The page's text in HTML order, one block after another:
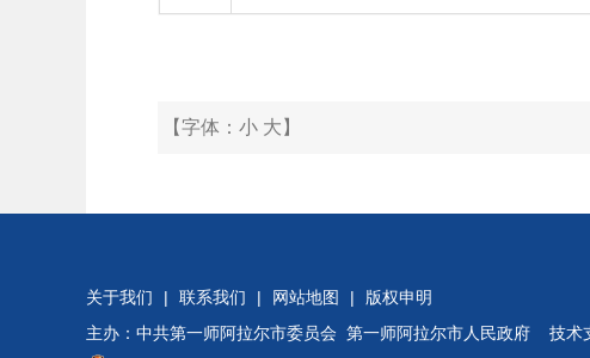
【字体： 小 大 】
关于我们 | 联系我们 | 网站地图 |
版权申明
主办：中共第一师阿拉尔市委员会 第一师阿拉尔市人民政府 技术